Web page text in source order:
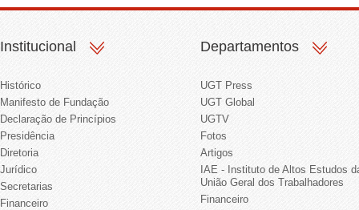
Institucional
Histórico
Manifesto de Fundação
Declaração de Princípios
Presidência
Diretoria
Jurídico
Secretarias
Financeiro
Departamentos
UGT Press
UGT Global
UGTV
Fotos
Artigos
IAE - Instituto de Altos Estudos
União Geral dos Trabalhadores
Financeiro